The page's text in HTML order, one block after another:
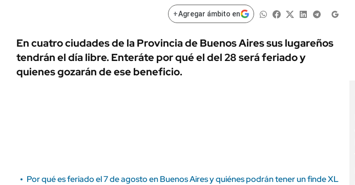
ÁMBITO DEBATE
MEDIAKIT AMBITO DEBATE
POLÍTICA
URUGUAY
LIFESTYLE
AUTOS
+Agregar ámbito en
En cuatro ciudades de la Provincia de Buenos Aires sus lugareños
tendrán el día libre. Enteráte por qué el del 28 será feriado y
quienes gozarán de ese beneficio.
Por qué es feriado el 7 de agosto en Buenos Aires y quiénes podrán tener un finde XL